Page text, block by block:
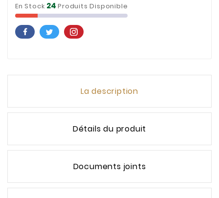
En Stock 24Produits Disponible
La description
Détails du produit
Documents joints